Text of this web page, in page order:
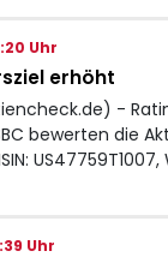
Uhr
erhöht
-
bewerten die
US47759T1007,
Uhr